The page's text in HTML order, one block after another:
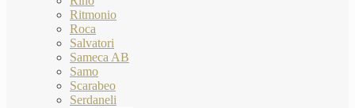
Ritmonio
Roca
Salvatori
Sameca AB
Samo
Scarabeo
Serdaneli